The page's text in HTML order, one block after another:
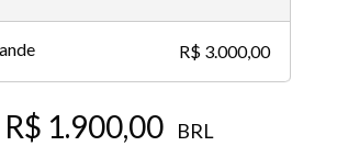
R$ 3.000,00
R$ 1.900,00 BRL